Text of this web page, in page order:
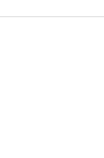
，描繪了